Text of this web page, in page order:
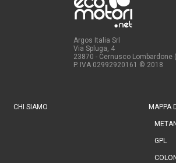
Argos Italia Srl
Via Spluga, 4
23870 - Cernusco Lombardone
P. IVA 02992920161 © 2018
CHI SIAMO MAPPA
GPL